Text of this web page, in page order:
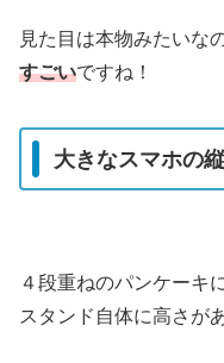
見た目は本物みたいな
すごいですね！
大きなスマホの
４段重ねのパンケーキ
スタンド自体に高さが